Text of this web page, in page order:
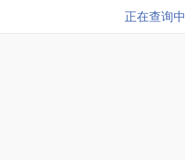
正在查询中